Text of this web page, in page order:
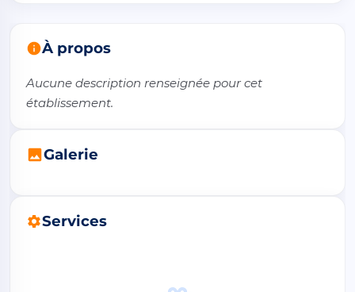
À propos
Aucune description renseignée pour cet
établissement.
Galerie
Services